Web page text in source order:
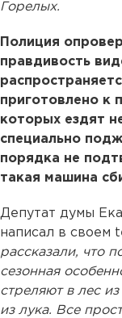
Горелых.
Полиция
правдивость
приготовлено к
которых ездят
специально
порядка не
такая машина
Депутат думы
написал в своем
рассказали, что
сезонная
стреляют в лес
из лука. Все